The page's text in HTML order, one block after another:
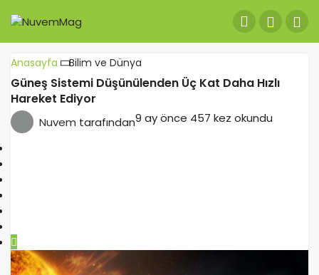
Anasayfa Bilim ve Dünya
Güneş Sistemi Düşünülenden Üç Kat Daha Hızlı
Hareket Ediyor
Nuvem tarafından9 ay önce 457 kez okundu